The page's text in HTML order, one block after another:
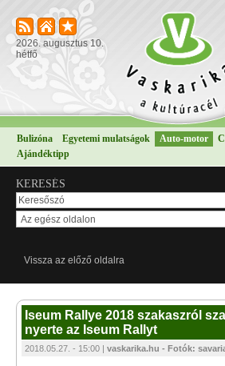
2026. augusztus 10.
hétfő
Bulizóna Egyetemi mulatságok Auto-motor
Ajándéktipp
KERESÉS
Vissza az előző oldalra
Iseum Rallye 2018 szakaszról
nyerte az Iseum Rallyt
2018.05.27. - 15:00 | vaskarika.hu - Fotók: